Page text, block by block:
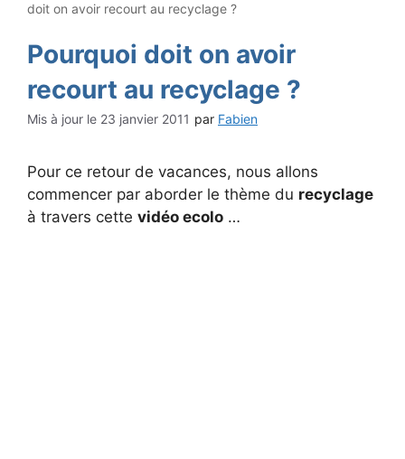
doit on avoir recourt au recyclage ?
Pourquoi doit on avoir
recourt au recyclage ?
23 janvier 2011 par Fabien
Pour ce retour de vacances, nous allons
commencer par aborder le thème du recyclage
à travers cette vidéo ecolo …